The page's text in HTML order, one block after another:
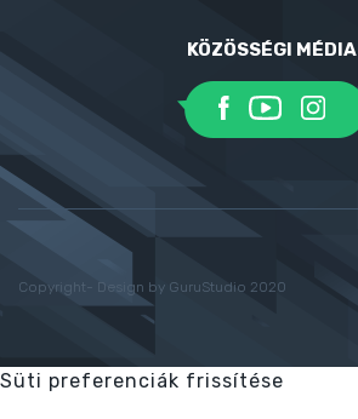
KÖZÖSSÉGI MÉDIA
Copyright- Design by GuruStudio 2020
Süti preferenciák frissítése